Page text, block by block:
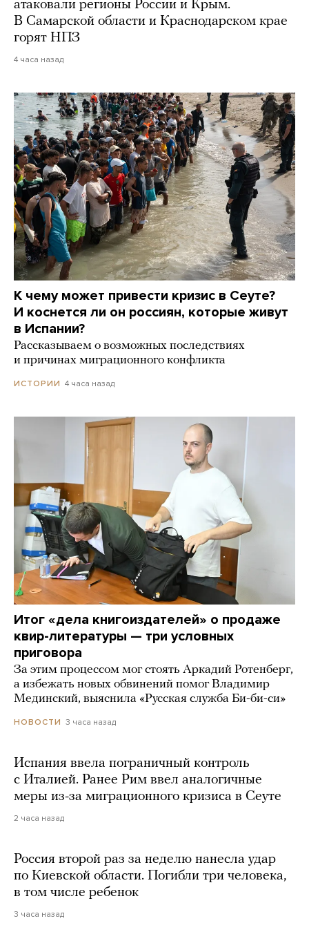
атаковали регионы России и Крым.
В Самарской области и Краснодарском крае
горят НПЗ
4 часа назад
К чему может привести кризис в Сеуте?
И коснется ли он россиян, которые живут
в Испании?
Рассказываем о возможных последствиях
и причинах миграционного конфликта
ИСТОРИИ 4 часа назад
Итог «дела книгоиздателей» о продаже
квир-литературы — три условных
приговора
За этим процессом мог стоять Аркадий Ротенберг,
а избежать новых обвинений помог Владимир
Мединский, выяснила «Русская служба Би-би-си»
НОВОСТИ 3 часа назад
Испания ввела пограничный контроль
с Италией. Ранее Рим ввел аналогичные
меры из-за миграционного кризиса в Сеуте
2 часа назад
Россия второй раз за неделю нанесла удар
по Киевской области. Погибли три человека,
в том числе ребенок
3 часа назад